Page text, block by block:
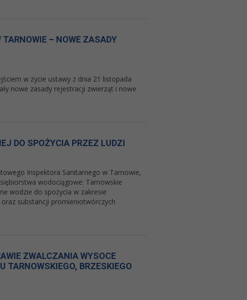
– NOWE ZASADY
w życie ustawy z dnia 21 listopada
nowe zasady rejestracji zwierząt i nowe
DO SPOŻYCIA PRZEZ LUDZI
Inspektora Sanitarnego w Tarnowie,
wodociągowe: Tarnowskie
wodzie do spożycia w zakresie
substancji promieniotwórczych
ZWALCZANIA WYSOCE
TARNOWSKIEGO, BRZESKIEGO